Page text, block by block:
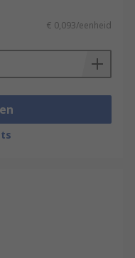
€ 0,093/eenheid